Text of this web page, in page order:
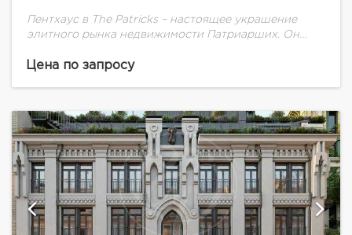
Пентхаус в The Patricks – настоящее украшение
элитного рынка недвижимости Патриарших. Он
лифтом и имеет две собственные террасы, одна из
Цена по запросу